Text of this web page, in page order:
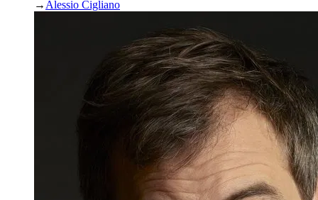
→ Alessio Cigliano